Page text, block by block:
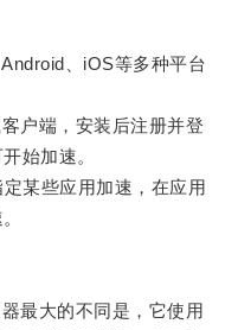
、iOS等多种平台
户端，安装后注册并登
始加速。
某些应用加速，在应用
最大的不同是，它使用